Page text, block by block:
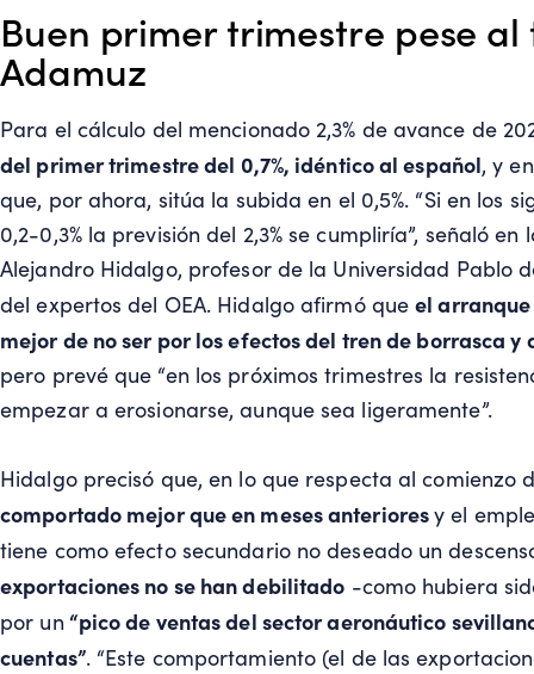
Buen primer trimestre pese
Adamuz
Para el cálculo del mencionado 2,3% de avance de
del primer trimestre del 0,7%, idéntico al español, y
que, por ahora, sitúa la subida en el 0,5%. “Si en los
0,2-0,3% la previsión del 2,3% se cumpliría”, señaló
Alejandro Hidalgo, profesor de la Universidad Pablo
del expertos del OEA. Hidalgo afirmó queel
mejor de no ser por los efectos del tren de borrasca
pero prevé que “en los próximos trimestres la
empezar a erosionarse, aunque sea ligeramente”.
Hidalgo precisó que, en lo que respecta al comienzo
comportado mejor que en meses anterioresy el
tiene como efecto secundario no deseado un
exportaciones no se han debilitado -como hubiera
por un“pico de ventas del sector aeronáutico
cuentas”. “Este comportamiento (el de las